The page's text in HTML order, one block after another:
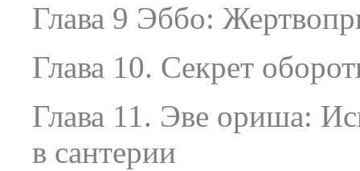
Глава 9 Эббо:
Глава 10. Секрет
Глава 11. Эве ориша:
в сантерии